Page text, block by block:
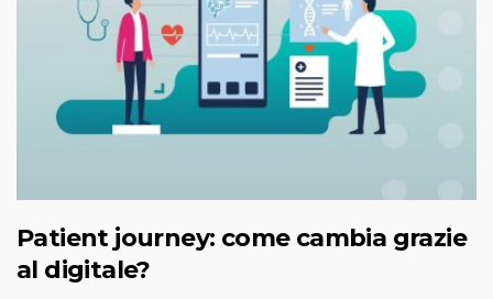
Patient journey: come cambia grazie
al digitale?